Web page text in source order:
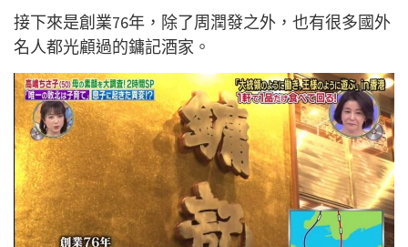
接下來是創業76年，除了周潤發之外，也有很多國外
名人都光顧過的鏞記酒家。